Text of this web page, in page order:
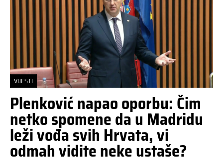
VIJESTI
Plenković napao oporbu: Čim
netko spomene da u Madridu
leži vođa svih Hrvata, vi
odmah vidite neke ustaše?